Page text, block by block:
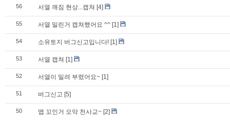
56 서열 깨짐 현상...캡쳐 [4]
55 서열 밀린거 캡쳐했어요 ^^ [1]
54 소유토지 버그신고입니다! [1]
53 서열 캡쳐 [1]
52 서열이 밀려 부렸어요~ [1]
51 버그신고 [5]
50 맵 꼬인거 오악 천사교~ [2]